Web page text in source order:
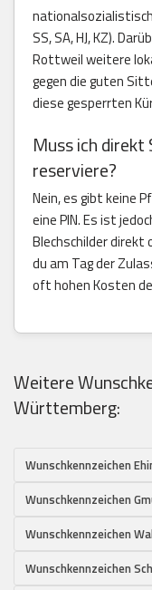
SS, SA, HJ, KZ).
Rottweil weitere
gegen die guten
diese gesperrten
Muss ich direkt
reserviere?
Nein, es gibt keine
eine PIN. Es ist
Blechschilder direkt
du am Tag der
oft hohen Kosten
Weitere
Württemberg:
Wunschkennzeichen
Wunschkennzeichen
Wunschkennzeichen
Wunschkennzeichen